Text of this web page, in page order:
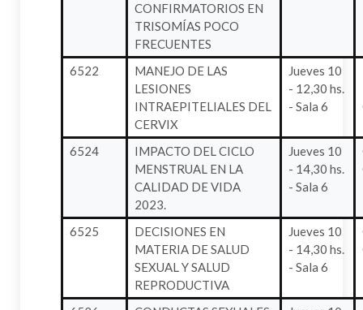
CONFIRMATORIOS EN
TRISOMÍAS POCO
FRECUENTES
6522
MANEJO DE LAS
LESIONES
INTRAEPITELIALES DEL
CERVIX
Jueves 10
- 12,30 hs.
- Sala 6
6524
IMPACTO DEL CICLO
MENSTRUAL EN LA
CALIDAD DE VIDA
2023.
Jueves 10
- 14,30 hs.
- Sala 6
6525
DECISIONES EN
MATERIA DE SALUD
SEXUAL Y SALUD
REPRODUCTIVA
Jueves 10
- 14,30 hs.
- Sala 6